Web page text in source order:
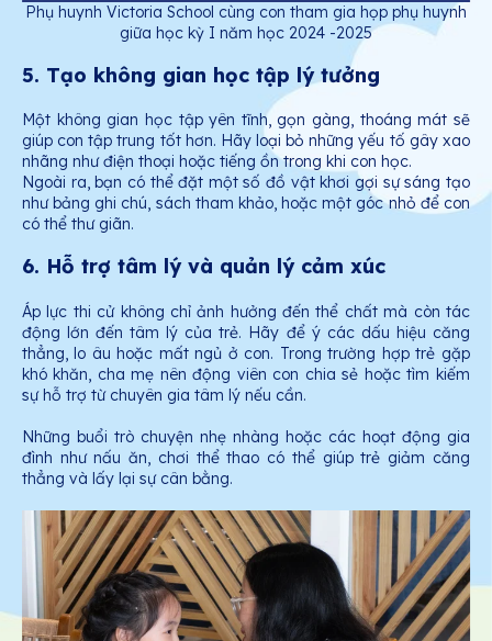
Phụ huynh Victoria School cùng con tham gia họp phụ huynh
giữa học kỳ I năm học 2024 -2025
5. Tạo không gian học tập lý tưởng
Một không gian học tập yên tĩnh, gọn gàng, thoáng mát sẽ
giúp con tập trung tốt hơn. Hãy loại bỏ những yếu tố gây xao
nhãng như điện thoại hoặc tiếng ồn trong khi con học.
Ngoài ra, bạn có thể đặt một số đồ vật khơi gợi sự sáng tạo
như bảng ghi chú, sách tham khảo, hoặc một góc nhỏ để con
có thể thư giãn.
6. Hỗ trợ tâm lý và quản lý cảm xúc
Áp lực thi cử không chỉ ảnh hưởng đến thể chất mà còn tác
động lớn đến tâm lý của trẻ. Hãy để ý các dấu hiệu căng
thẳng, lo âu hoặc mất ngủ ở con. Trong trường hợp trẻ gặp
khó khăn, cha mẹ nên động viên con chia sẻ hoặc tìm kiếm
sự hỗ trợ từ chuyên gia tâm lý nếu cần.
Những buổi trò chuyện nhẹ nhàng hoặc các hoạt động gia
đình như nấu ăn, chơi thể thao có thể giúp trẻ giảm căng
thẳng và lấy lại sự cân bằng.